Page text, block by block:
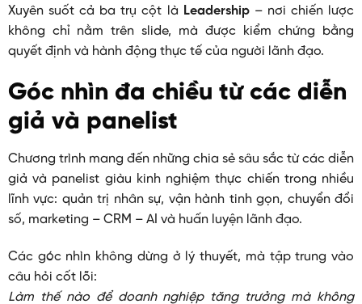
Xuyên suốt cả ba trụ cột là Leadership– nơi chiến lược
không chỉ nằm trên slide, mà được kiểm chứng bằng
quyết định và hành động thực tế của người lãnh đạo.
Góc nhìn đa chiều từ các diễn
giả và panelist
Chương trình mang đến những chia sẻ sâu sắc từ các diễn
giả và panelist giàu kinh nghiệm thực chiến trong nhiều
lĩnh vực: quản trị nhân sự, vận hành tinh gọn, chuyển đổi
số, marketing – CRM – AI và huấn luyện lãnh đạo.
Các góc nhìn không dừng ở lý thuyết, mà tập trung vào
câu hỏi cốt lõi:
Làm thế nào để doanh nghiệp tăng trưởng mà không